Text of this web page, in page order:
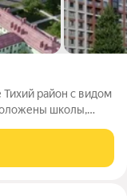
Тихий район с видом
школы,
территория Это